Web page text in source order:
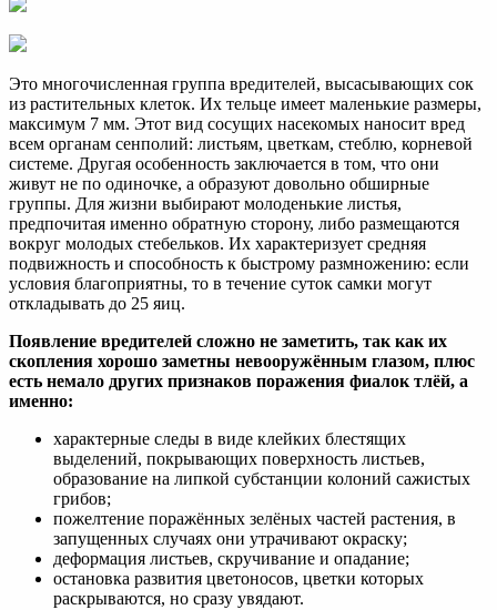
Это многочисленная группа вредителей, высасывающих сок
из растительных клеток. Их тельце имеет маленькие размеры,
максимум 7 мм. Этот вид сосущих насекомых наносит вред
всем органам сенполий: листьям, цветкам, стеблю, корневой
системе. Другая особенность заключается в том, что они
живут не по одиночке, а образуют довольно обширные
группы. Для жизни выбирают молоденькие листья,
предпочитая именно обратную сторону, либо размещаются
вокруг молодых стебельков. Их характеризует средняя
подвижность и способность к быстрому размножению: если
условия благоприятны, то в течение суток самки могут
откладывать до 25 яиц.
Появление вредителей сложно не заметить, так как их
скопления хорошо заметны невооружённым глазом, плюс
есть немало других признаков поражения фиалок тлёй, а
именно:
характерные следы в виде клейких блестящих
выделений, покрывающих поверхность листьев,
образование на липкой субстанции колоний сажистых
грибов;
пожелтение поражённых зелёных частей растения, в
запущенных случаях они утрачивают окраску;
деформация листьев, скручивание и опадание;
остановка развития цветоносов, цветки которых
раскрываются, но сразу увядают.